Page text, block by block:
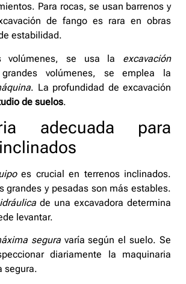
Para rocas, se usan barrenos y
de fango es rara en obras
estabilidad.
volúmenes, se usa la excavación
volúmenes, se emplea la
. La profundidad de excavación
de suelos.
adecuada para
es crucial en terrenos inclinados.
grandes y pesadas son más estables.
de una excavadora determina
levantar.
seguravaría según el suelo. Se
diariamente la maquinaria
segura.